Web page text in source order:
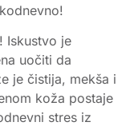
Iskustvo je
uočiti da
je čistija, mekša i
koža postaje
stres iz